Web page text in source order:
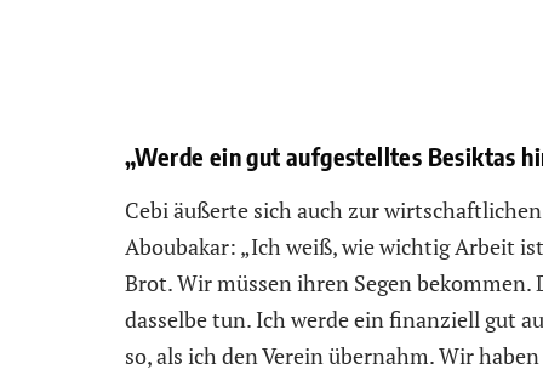
„Werde ein gut aufgestelltes Besiktas
Cebi äußerte sich auch zur
Aboubakar: „Ich weiß, wie wichtig Arbeit
Brot. Wir müssen ihren Segen
dasselbe tun. Ich werde ein finanziell gut
so, als ich den Verein übernahm. Wir